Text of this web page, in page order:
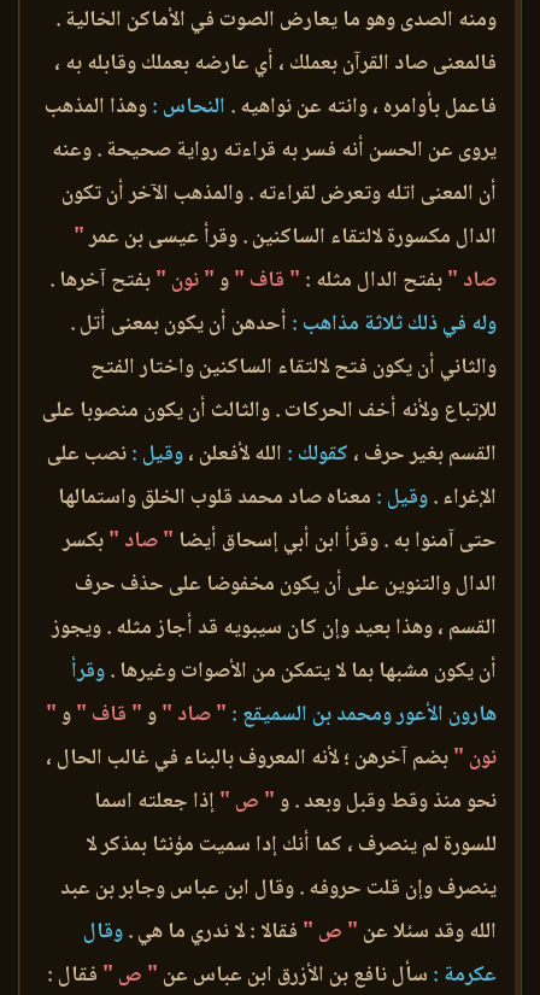
ومنه الصدى وهو ما يعارض الصوت في الأماكن الخالية .
فالمعنى صاد القرآن بعملك ، أي عارضه بعملك وقابله به ،
فاعمل بأوامره ، وانته عن نواهيه . النحاس :وهذا المذهب
يروى عن الحسن أنه فسر به قراءته رواية صحيحة . وعنه
أن المعنى اتله وتعرض لقراءته . والمذهب الآخر أن تكون
الدال مكسورة لالتقاء الساكنين . وقرأ عيسى بن عمر"
صاد "بفتح الدال مثله : " قاف "و" نون "بفتح آخرها .
وله في ذلك ثلاثة مذاهب : أحدهن أن يكون بمعنى أتل .
والثاني أن يكون فتح لالتقاء الساكنين واختار الفتح
للإتباع ولأنه أخف الحركات . والثالث أن يكون منصوبا على
القسم بغير حرف ، كقولك : الله لأفعلن ،وقيل :نصب على
الإغراء .وقيل : معناه صاد محمد قلوب الخلق واستمالها
حتى آمنوا به . وقرأ ابن أبي إسحاق أيضا " صاد "بكسر
الدال والتنوين على أن يكون مخفوضا على حذف حرف
القسم ، وهذا بعيد وإن كان سيبويه قد أجاز مثله . ويجوز
أن يكون مشبها بما لا يتمكن من الأصوات وغيرها .وقرأ
هارون الأعور ومحمد بن السميقع : " صاد "و" قاف "و"
نون "بضم آخرهن ؛ لأنه المعروف بالبناء في غالب الحال ،
نحو منذ وقط وقبل وبعد . و" ص "إذا جعلته اسما
للسورة لم ينصرف ، كما أنك إدا سميت مؤنثا بمذكر لا
ينصرف وإن قلت حروفه . وقال ابن عباس وجابر بن عبد
الله وقد سئلا عن " ص " فقالا : لا ندري ما هي .وقال
عكرمة : سأل نافع بن الأزرق ابن عباس عن " ص " فقال :